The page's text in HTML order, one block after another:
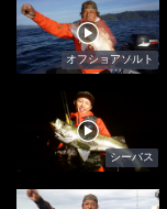
オフショアソルト
シーバス